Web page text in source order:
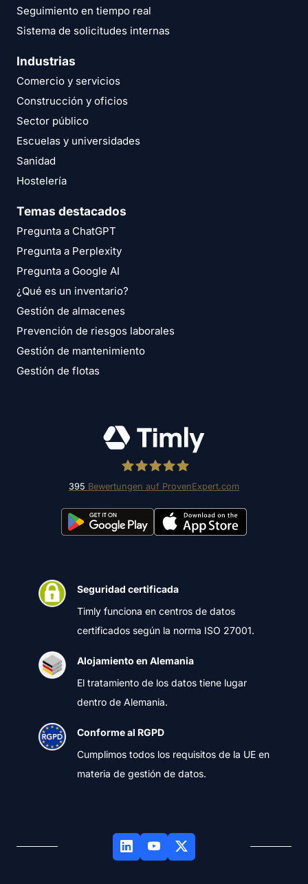
Seguimiento en tiempo real
Sistema de solicitudes internas
Industrias
Comercio y servicios
Construcción y oficios
Sector público
Escuelas y universidades
Sanidad
Hostelería
Temas destacados
Pregunta a ChatGPT
Pregunta a Perplexity
Pregunta a Google AI
¿Qué es un inventario?
Gestión de almacenes
Prevención de riesgos laborales
Gestión de mantenimiento
Gestión de flotas
Timly Software AG
395 Bewertungen auf ProvenExpert.com
Seguridad certificada
Timly funciona en centros de datos
certificados según la norma ISO 27001.
Alojamiento en Alemania
El tratamiento de los datos tiene lugar
dentro de Alemania.
Conforme al RGPD
Cumplimos todos los requisitos de la UE en
materia de gestión de datos.